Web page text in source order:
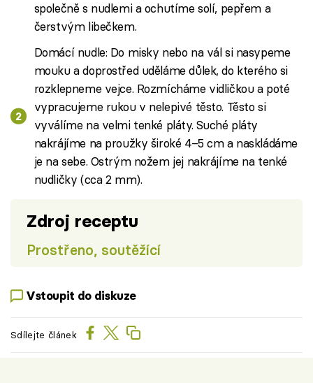
společně s nudlemi a ochutíme solí, pepřem a
čerstvým libečkem.
Domácí nudle: Do misky nebo na vál si nasypeme
mouku a doprostřed uděláme důlek, do kterého si
rozklepneme vejce. Rozmícháme vidličkou a poté
vypracujeme rukou v nelepivé těsto. Těsto si
vyválíme na velmi tenké pláty. Suché pláty
nakrájíme na proužky široké 4–5 cm a naskládáme
je na sebe. Ostrým nožem jej nakrájíme na tenké
nudličky (cca 2 mm).
Zdroj receptu
Prostřeno, soutěžící
Vstoupit do diskuze
Sdílejte článek